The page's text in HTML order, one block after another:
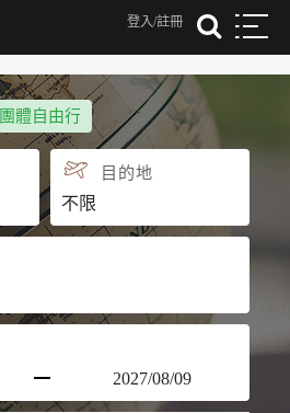
登入/註冊
團體自由行
目的地